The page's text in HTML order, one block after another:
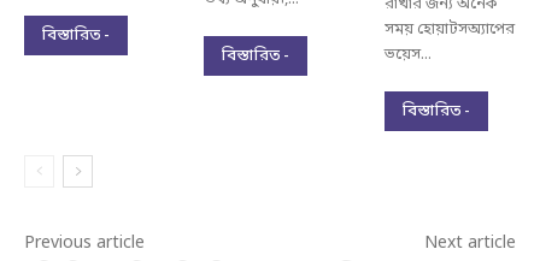
বিস্তারিত -
বিস্তারিত -
রাখার জন্য অনেক
সময় হোয়াটসঅ্যাপের
ভয়েস...
বিস্তারিত -
Previous article Next article